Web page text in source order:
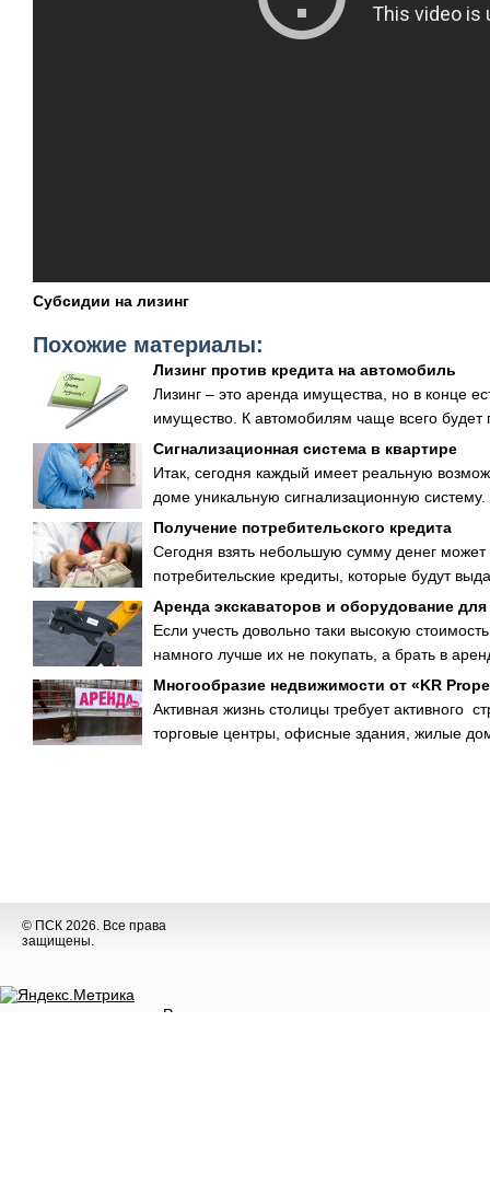
Субсидии на лизинг
Похожие материалы:
Лизинг против кредита на автомобиль
Лизинг – это аренда имущества, но в конце
имущество. К автомобилям чаще всего будет
Сигнализационная система в квартире
Итак, сегодня каждый имеет реальную
доме уникальную сигнализационную
Получение потребительского кредита
Сегодня взять небольшую сумму денег
потребительские кредиты, которые будут
Аренда экскаваторов и оборудование для
Если учесть довольно таки высокую
намного лучше их не покупать, а брать в
Многообразие недвижимости от «KR
Активная жизнь столицы требует активного
торговые центры, офисные здания, жилые
© ПСК 2026. Все права
защищены.
Разное